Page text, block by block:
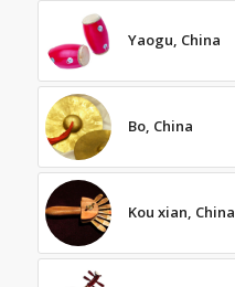
Yaogu, China
Bo, China
Kou xian, China